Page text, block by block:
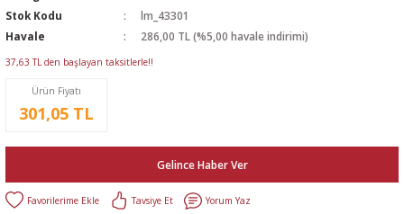
Stok Kodu
lm_43301
Havale
286,00 TL (%5,00 havale indirimi)
37,63 TL den başlayan taksitlerle!!
Ürün Fiyatı
301,05 TL
Gelince Haber Ver
Tavsiye Et
Yorum Yaz